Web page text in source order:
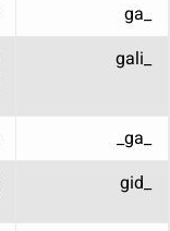
_ga
_gali
_ga_
_gid